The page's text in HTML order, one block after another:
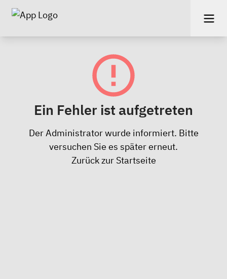
Ein Fehler ist aufgetreten
Der Administrator wurde informiert. Bitte
versuchen Sie es später erneut.
Zurück zur Startseite